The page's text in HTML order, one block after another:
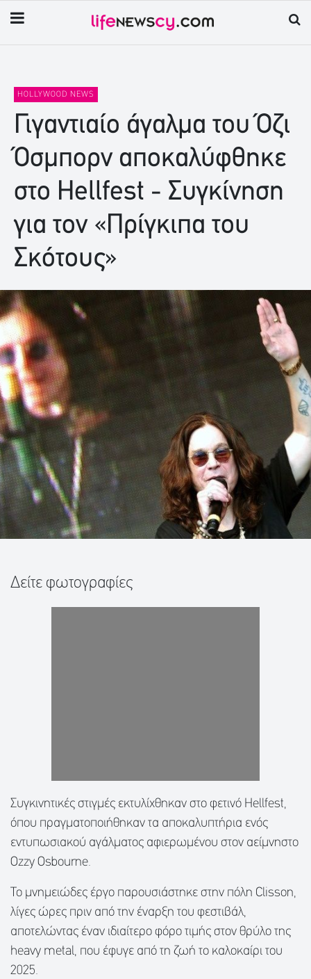
HOLLYWOOD NEWS
Γιγαντιαίο άγαλμα του Όζι
Όσμπορν αποκαλύφθηκε
στο Hellfest - Συγκίνηση
για τον «Πρίγκιπα του
Σκότους»
Δείτε φωτογραφίες
Συγκινητικές στιγμές εκτυλίχθηκαν στο φετινό Hellfest,
όπου πραγματοποιήθηκαν τα αποκαλυπτήρια ενός
εντυπωσιακού αγάλματος αφιερωμένου στον αείμνηστο
Ozzy Osbourne.
Το μνημειώδες έργο παρουσιάστηκε στην πόλη Clisson,
λίγες ώρες πριν από την έναρξη του φεστιβάλ,
αποτελώντας έναν ιδιαίτερο φόρο τιμής στον θρύλο της
heavy metal, που έφυγε από τη ζωή το καλοκαίρι του
2025.